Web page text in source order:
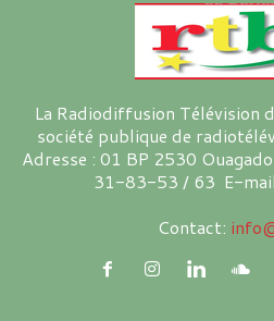
La Radiodiffusion Télévision
société publique de
Adresse : 01 BP 2530
31-83-53 / 63 E-
Contact: